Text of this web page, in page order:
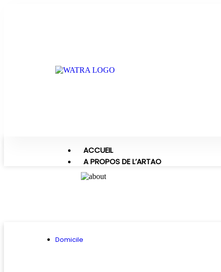
ACCUEIL
A PROPOS DE L’ARTAO
Domicile